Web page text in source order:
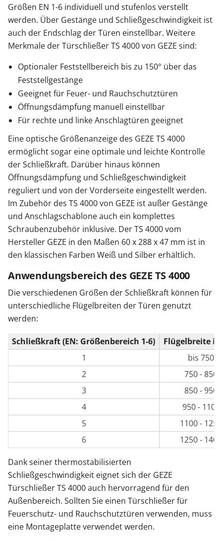
Größen EN 1-6 individuell und stufenlos verstellt
werden. Über Gestänge und Schließgeschwindigkeit ist
auch der Endschlag der Türen einstellbar. Weitere
Merkmale der Türschließer TS 4000 von GEZE sind:
Optionaler Feststellbereich bis zu 150° über das
Feststellgestänge
Geeignet für Feuer- und Rauchschutztüren
Öffnungsdämpfung manuell einstellbar
Für rechte und linke Anschlagtüren geeignet
Eine optische Größenanzeige des GEZE TS 4000
ermöglicht sogar eine optimale und leichte Kontrolle
der Schließkraft. Darüber hinaus können
Öffnungsdämpfung und Schließgeschwindigkeit
reguliert und von der Vorderseite eingestellt werden.
Im Zubehör des TS 4000 von GEZE ist außer Gestänge
und Anschlagschablone auch ein komplettes
Schraubenzubehör inklusive. Der TS 4000 vom
Hersteller GEZE in den Maßen 60 x 288 x 47 mm ist in
den klassischen Farben Weiß und Silber erhältlich.
Anwendungsbereich des GEZE TS 4000
Die verschiedenen Größen der Schließkraft können für
unterschiedliche Flügelbreiten der Türen genutzt
werden:
Schließkraft (EN: Größenbereich 1-6)
Flügelbreite
1
bis 750
2
750 - 850
3
850 - 950
4
950 - 1100
5
1100 - 1250
6
1250 - 1400
Dank seiner thermostabilisierten
Schließgeschwindigkeit eignet sich der GEZE
Türschließer TS 4000 auch hervorragend für den
Außenbereich. Sollten Sie einen Türschließer für
Feuerschutz- und Rauchschutztüren verwenden, muss
eine Montageplatte verwendet werden.